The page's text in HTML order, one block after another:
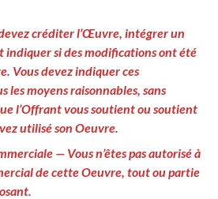
créditer l’Œuvre, intégrer un
indiquer si des modifications ont été
Vous devez indiquer ces
les moyens raisonnables, sans
l’Offrant vous soutient ou soutient
utilisé son Oeuvre.
— Vous n’êtes pas autorisé à
de cette Oeuvre, tout ou partie